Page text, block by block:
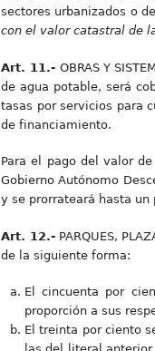
sectores urbanizados o
con el valor catastral de
Art. 11.- OBRAS Y
de agua potable, será
tasas por servicios para
de financiamiento.
Para el pago del valor
Gobierno Autónomo
y se prorrateará hasta
Art. 12.- PARQUES,
de la siguiente forma:
El cincuenta por
proporción a sus
El treinta por ciento